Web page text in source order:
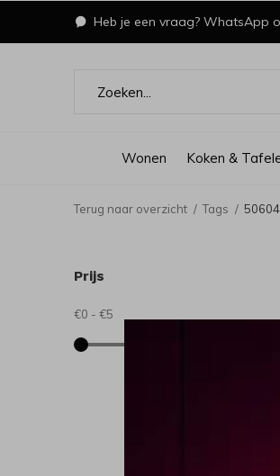
Wonen Koken &
Heb je een vraag? WhatsApp
Terug naar overzicht Tags
Prijs
€0 - €5